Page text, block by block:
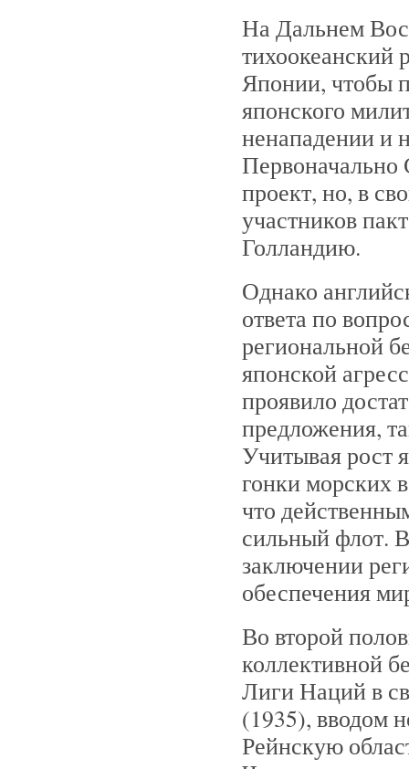
На Дальнем
Японии, чтобы
японского
ненападении и
проект, но, в
участников
Голландию.
Однако
ответа по
региональной
японской
проявило
предложения,
Учитывая рост
гонки морских
что
сильный флот. В
заключении
обеспечения
Во второй
коллективной
Лиги Наций в
(1935), вводом
Рейнскую